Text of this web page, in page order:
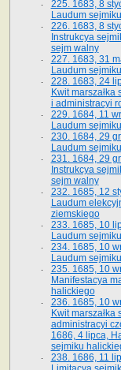
225. 1683, 8
Laudum
226. 1683, 8
Instrukcya
sejm walny
227. 1683, 31
Laudum
228. 1683, 24
Kwit marszałka
i administracyi
229. 1684, 11
Laudum
230. 1684, 29
Laudum
231. 1684, 29
Instrukcya
sejm walny
232. 1685, 12
Laudum
ziemskiego
233. 1685, 10
Laudum
234. 1685, 10
Laudum
235. 1685, 10
Manifestacya
halickiego
236. 1685, 10
Kwit marszałka
administracyi
1686, 4 lipca,
sejmiku
238. 1686, 11